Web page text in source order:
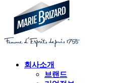
회사소개
브랜드